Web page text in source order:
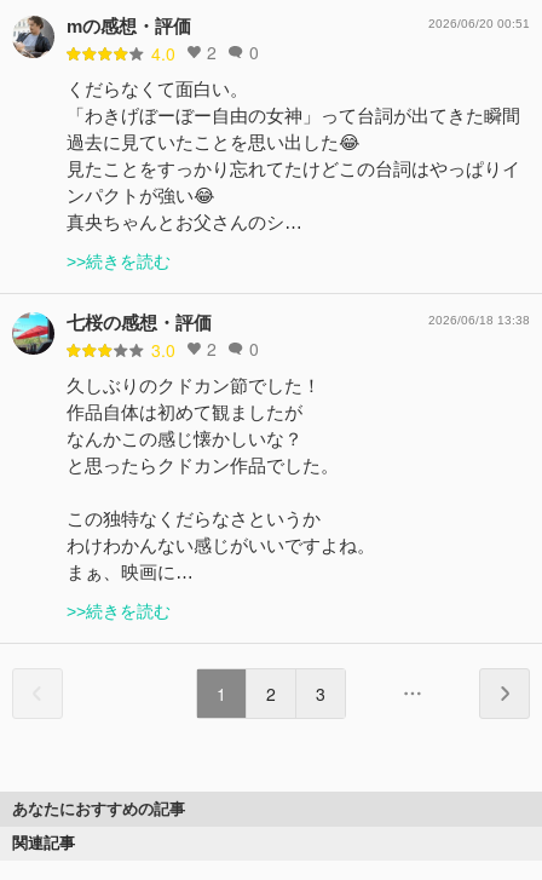
mの感想・評価
4.0 2 0
2026/06/20 00:51
くだらなくて面白い。
「わきげぼーぼー自由の女神」って台詞が出てきた瞬間
過去に見ていたことを思い出した😂
見たことをすっかり忘れてたけどこの台詞はやっぱりイ
ンパクトが強い😂
真央ちゃんとお父さんのシ…
>>続きを読む
七桜の感想・評価
3.0 2 0
2026/06/18 13:38
久しぶりのクドカン節でした！
作品自体は初めて観ましたが
なんかこの感じ懐かしいな？
と思ったらクドカン作品でした。
この独特なくだらなさというか
わけわかんない感じがいいですよね。
まぁ、映画に…
>>続きを読む
1 2 3
あなたにおすすめの記事
関連記事